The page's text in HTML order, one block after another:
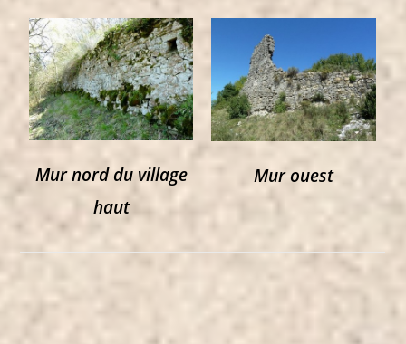
Mur nord du village
haut
Mur ouest